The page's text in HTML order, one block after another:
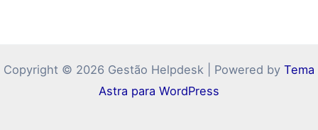
Copyright © 2026 Gestão Helpdesk | Powered by Tema
Astra para WordPress